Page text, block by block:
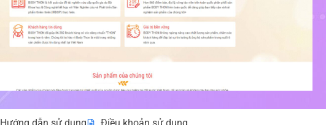
Hướng dẫn sử dụng Điều khoản sử dụng